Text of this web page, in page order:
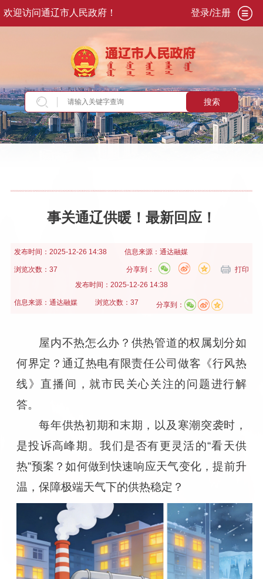
欢迎访问通辽市人民政府！ 登录/注册
搜索
当前位置：首页>政务公开>政府信息公开>法
位信息公开>供水、供气、供热领域
事关通辽供暖！最新回应！
发布时间： 2025-12-26 14:38 信息来源： 通达融媒
浏览次数：37 打印
分享到：
发布时间： 2025-12-26 14:38
信息来源： 通达融媒 浏览次数：37 分享到：
屋内不热怎么办？供热管道的权属划分如
何界定？通辽热电有限责任公司做客《行风热
线》直播间，就市民关心关注的问题进行解
答。
每年供热初期和末期，以及寒潮突袭时，
是投诉高峰期。我们是否有更灵活的“看天供
热”预案？如何做到快速响应天气变化，提前升
温，保障极端天气下的供热稳定？